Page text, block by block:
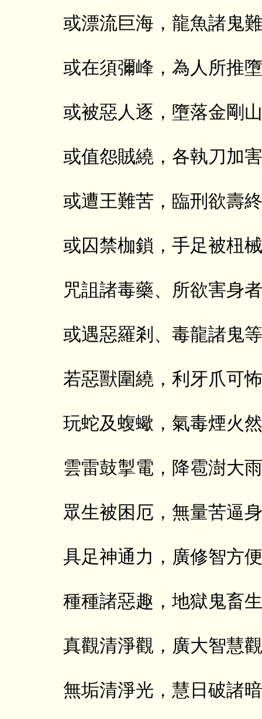
或漂流巨海，龍魚諸鬼
或在須彌峰，為人所推
或被惡人逐，墮落金剛
或值怨賊繞，各執刀加
或遭王難苦，臨刑欲壽
或囚禁枷鎖，手足被杻
咒詛諸毒藥、所欲害身
或遇惡羅剎、毒龍諸鬼
若惡獸圍繞，利牙爪可
玩蛇及蝮蠍，氣毒煙火
雲雷鼓掣電，降雹澍大
眾生被困厄，無量苦逼
具足神通力，廣修智方
種種諸惡趣，地獄鬼畜
真觀清淨觀，廣大智慧
無垢清淨光，慧日破諸